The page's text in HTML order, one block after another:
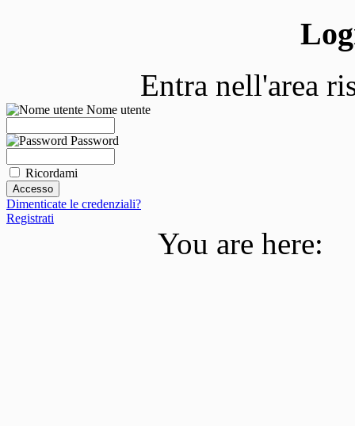
Entra nell'area
Nome utente
Password
Ricordami
Dimenticate le credenziali?
Registrati
You are here: